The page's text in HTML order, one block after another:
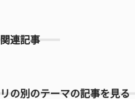
関連記事
の別のテーマの記事を見る